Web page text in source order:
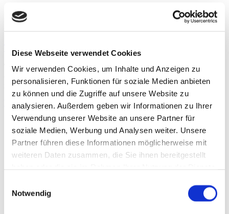
Diese Webseite verwendet Cookies
Wir verwenden Cookies, um Inhalte und Anzeigen zu
personalisieren, Funktionen für soziale Medien anbieten
zu können und die Zugriffe auf unsere Website zu
analysieren. Außerdem geben wir Informationen zu Ihrer
Verwendung unserer Website an unsere Partner für
soziale Medien, Werbung und Analysen weiter. Unsere
Partner führen diese Informationen möglicherweise mit
weiteren Daten zusammen, die Sie ihnen bereitgestellt
Notwendig
The treatment of muscle injuries is based first on the physiology
of muscle healing, and second on the site and severity of the
injury. The “Munich Consensus
Weiterlesen »